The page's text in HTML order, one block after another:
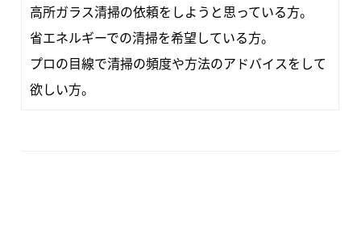
高所ガラス清掃の依頼をしようと思っている方。
省エネルギーでの清掃を希望している方。
プロの目線で清掃の頻度や方法のアドバイスをして
欲しい方。